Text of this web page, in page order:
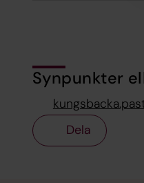
Synpunkter
Dela